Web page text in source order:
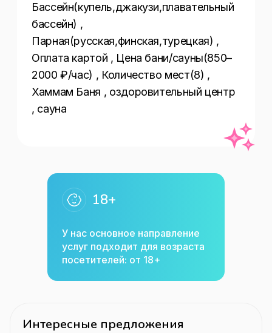
Бассейн(купель,джакузи,плавательный
бассейн) ,
Парная(русская,финская,турецкая) ,
Оплата картой , Цена бани/сауны(850–
2000 ₽/час) , Количество мест(8) ,
Хаммам Баня , оздоровительный центр
, сауна
18+
У нас основное направление
услуг подходит для возраста
посетителей: от 18+
Интересные предложения